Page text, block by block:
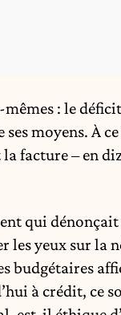
: le
ses moyens. À
facture – en
qui
yeux sur la
budgétaires
à crédit,